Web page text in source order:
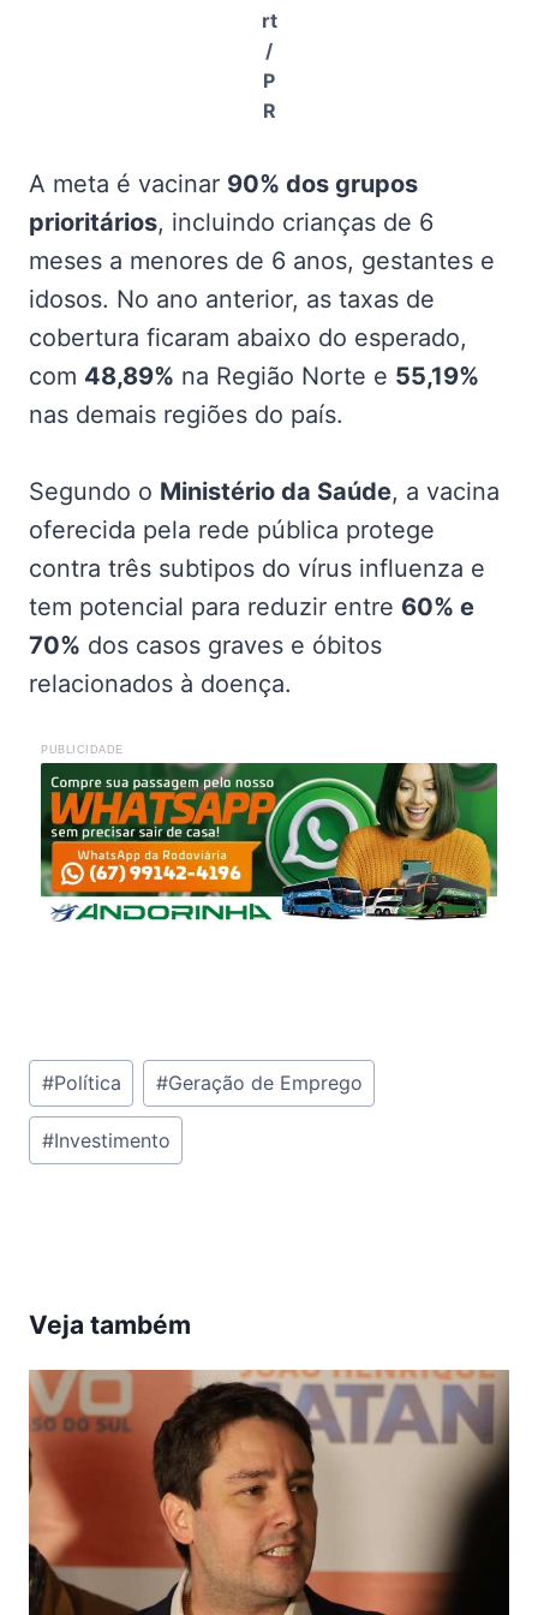
rt
/
P
R
A meta é vacinar 90% dos grupos
prioritários, incluindo crianças de 6
meses a menores de 6 anos, gestantes e
idosos. No ano anterior, as taxas de
cobertura ficaram abaixo do esperado,
com 48,89% na Região Norte e 55,19%
nas demais regiões do país.
Segundo o Ministério da Saúde, a vacina
oferecida pela rede pública protege
contra três subtipos do vírus influenza e
tem potencial para reduzir entre 60% e
70% dos casos graves e óbitos
relacionados à doença.
PUBLICIDADE
Tags
do
Post:
#Política #Geração de Emprego
#Investimento
Veja também